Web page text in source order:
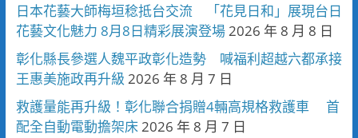
日本花藝大師梅垣稔抵台交流 「花見日和」展現台日
花藝文化魅力 8月8日精彩展演登場 2026 年 8 月 8 日
彰化縣長參選人魏平政彰化造勢 喊福利超越六都承接
王惠美施政再升級 2026 年 8 月 7 日
救護量能再升級！彰化聯合捐贈4輛高規格救護車 首
配全自動電動擔架床 2026 年 8 月 7 日